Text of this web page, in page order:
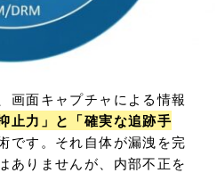
画面キャプチャによる情報
止力」と「確実な追跡手
です。それ自体が漏洩を完
ありませんが、内部不正を